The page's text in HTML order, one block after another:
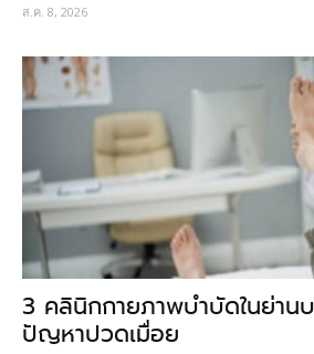
ส.ค. 8, 2026
3 คลินิกกายภาพบำบัดในย่าน
ปัญหาปวดเมื่อย